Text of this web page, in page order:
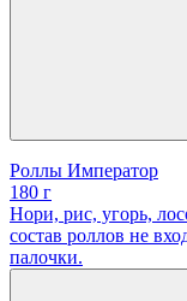
Роллы Император
180 г
Нори, рис, угорь,
состав роллов не
палочки.